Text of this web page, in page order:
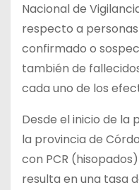
Nacional de
respecto a
confirmado o
también de
cada uno de los
Desde el inicio de la
la provincia de
con PCR
resulta en una tasa